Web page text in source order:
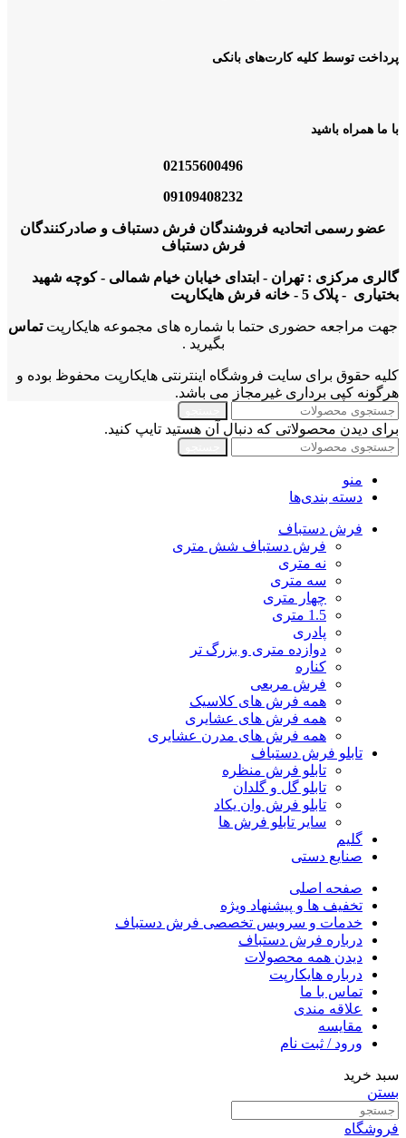
پرداخت توسط کلیه کارت‌های بانکی
با ما همراه باشید
02155600496
09109408232
عضو رسمی اتحادیه فروشندگان فرش دستباف و صادرکنندگان
فرش دستباف
گالری مرکزی : تهران - ابتدای خیابان خیام شمالی - کوچه شهید
بختیاری - پلاک 5 - خانه فرش هایکارپت
جهت مراجعه حضوری حتما با شماره های مجموعه هایکارپتتماس
بگیرید .
کلیه حقوق برای سایت فروشگاه اینترنتی هایکارپت محفوظ بوده و
هرگونه کپی برداری غیرمجاز می باشد.
برای دیدن محصولاتی که دنبال آن هستید تایپ کنید.
منو
دسته بندی‌ها
فرش دستباف
فرش دستباف شش متری
نه متری
سه متری
چهار متری
1.5 متری
پادری
دوازده متری و بزرگ تر
کناره
فرش مربعی
همه فرش های کلاسیک
همه فرش های عشایری
همه فرش های مدرن عشایری
تابلو فرش دستباف
تابلو فرش منظره
تابلو گل و گلدان
تابلو فرش وان یکاد
سایر تابلو فرش ها
گلیم
صنایع دستی
صفحه اصلی
تخفیف ها و پیشنهاد ویژه
خدمات و سرویس تخصصی فرش دستباف
درباره فرش دستباف
دیدن همه محصولات
درباره هایکارپت
تماس با ما
علاقه مندی
مقايسه
ورود / ثبت نام
سبد خرید
بستن
فروشگاه